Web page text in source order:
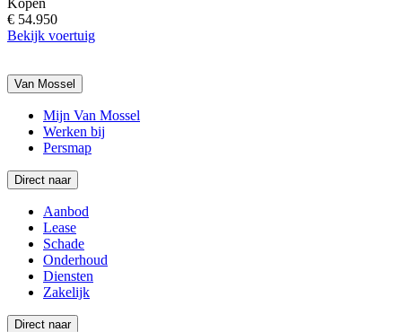
€ 54.950
Bekijk voertuig
Van Mossel
Mijn Van Mossel
Werken bij
Persmap
Direct naar
Aanbod
Lease
Schade
Onderhoud
Diensten
Zakelijk
Direct naar